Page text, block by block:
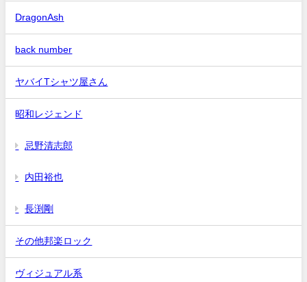
DragonAsh
back number
ヤバイTシャツ屋さん
昭和レジェンド
忌野清志郎
内田裕也
長渕剛
その他邦楽ロック
ヴィジュアル系